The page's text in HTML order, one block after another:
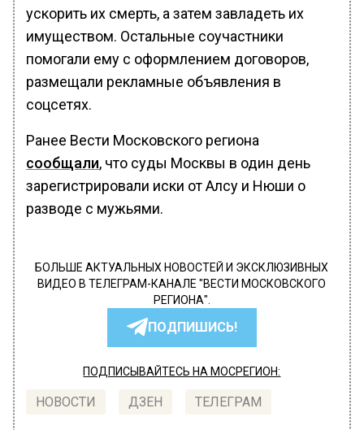
ускорить их смерть, а затем завладеть их
имуществом. Остальные соучастники
помогали ему с оформлением договоров,
размещали рекламные объявления в
соцсетях.
Ранее Вести Московского региона
сообщали, что суды Москвы в один день
зарегистрировали иски от Алсу и Нюши о
разводе с мужьями.
БОЛЬШЕ АКТУАЛЬНЫХ НОВОСТЕЙ И ЭКСКЛЮЗИВНЫХ
ВИДЕО В ТЕЛЕГРАМ-КАНАЛЕ "ВЕСТИ МОСКОВСКОГО
РЕГИОНА".
ПОДПИШИСЬ!
ПОДПИСЫВАЙТЕСЬ НА МОСРЕГИОН:
НОВОСТИ ДЗЕН ТЕЛЕГРАМ